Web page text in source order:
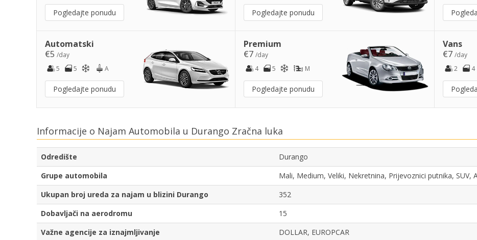
Pogledajte ponudu Pogledajte ponudu
Automatski
€5 /day
5
5 A
Pogledajte ponudu
Premium
€7/day
4
5 M
Pogledajte ponudu
Vans
€7 /day
2
4
Informacije o Najam Automobila u Durango Zračna luka
Odredište
Durango
Grupe automobila
Mali, Medium, Veliki, Nekretnina, Prijevoznici putnika, SUV,
Ukupan broj ureda za najam u blizini Durango
352
Dobavljači na aerodromu
15
Važne agencije za iznajmljivanje
DOLLAR, EUROPCAR